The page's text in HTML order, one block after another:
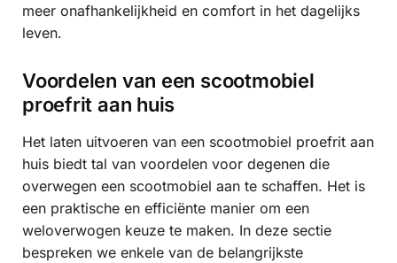
meer onafhankelijkheid en comfort in het dagelijks
leven.
Voordelen van een scootmobiel
proefrit aan huis
Het laten uitvoeren van een scootmobiel proefrit aan
huis biedt tal van voordelen voor degenen die
overwegen een scootmobiel aan te schaffen. Het is
een praktische en efficiënte manier om een
weloverwogen keuze te maken. In deze sectie
bespreken we enkele van de belangrijkste